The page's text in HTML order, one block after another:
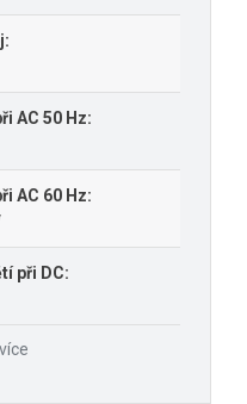
AC 50 Hz:
AC 60 Hz:
při DC: